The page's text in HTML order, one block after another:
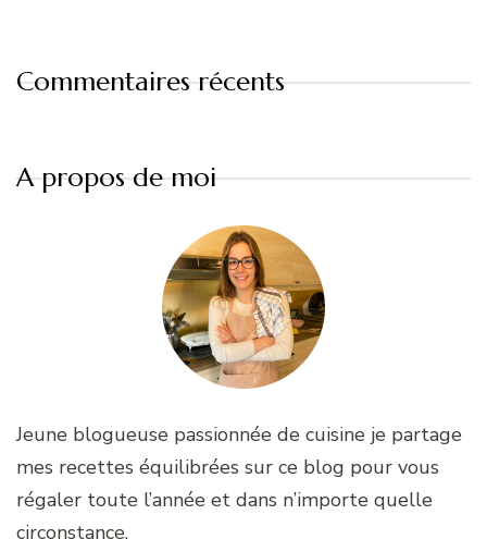
Commentaires récents
A propos de moi
Jeune blogueuse passionnée de cuisine je partage
mes recettes équilibrées sur ce blog pour vous
régaler toute l’année et dans n’importe quelle
circonstance.